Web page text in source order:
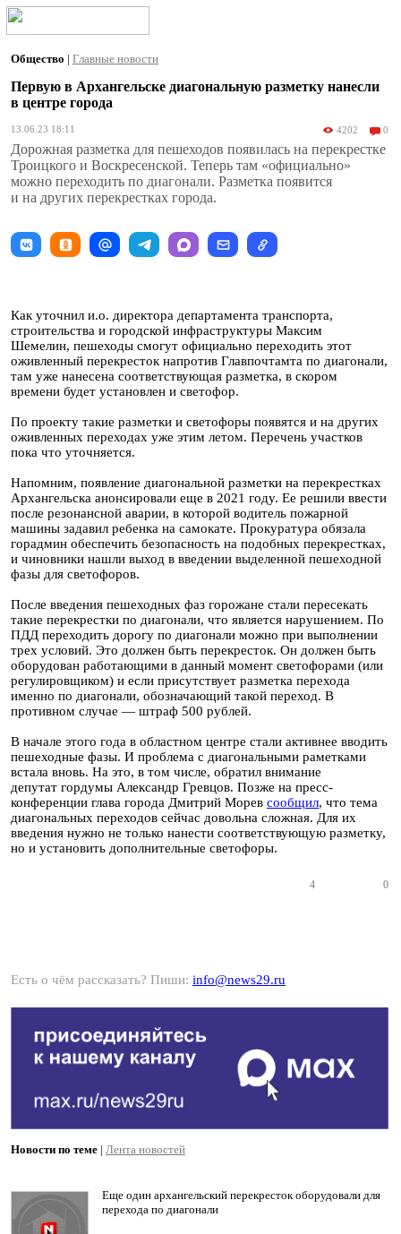
Общество | Главные новости
Первую в Архангельске диагональную разметку нанесли
в центре города
13.06.23 18:11 4202 0
Дорожная разметка для пешеходов появилась на перекрестке
Троицкого и Воскресенской. Теперь там «официально»
можно переходить по диагонали. Разметка появится
и на других перекрестках города.
Как уточнил и.о. директора департамента транспорта,
строительства и городской инфраструктуры Максим
Шемелин, пешеходы смогут официально переходить этот
оживленный перекресток напротив Главпочтамта по диагонали,
там уже нанесена соответствующая разметка, в скором
времени будет установлен и светофор.
По проекту такие разметки и светофоры появятся и на других
оживленных переходах уже этим летом. Перечень участков
пока что уточняется.
Напомним, появление диагональной разметки на перекрестках
Архангельска анонсировали еще в 2021 году. Ее решили ввести
после резонансной аварии, в которой водитель пожарной
машины задавил ребенка на самокате. Прокуратура обязала
горадмин обеспечить безопасность на подобных перекрестках,
и чиновники нашли выход в введении выделенной пешеходной
фазы для светофоров.
После введения пешеходных фаз горожане стали пересекать
такие перекрестки по диагонали, что является нарушением. По
ПДД переходить дорогу по диагонали можно при выполнении
трех условий. Это должен быть перекресток. Он должен быть
оборудован работающими в данный момент светофорами (или
регулировщиком) и если присутствует разметка перехода
именно по диагонали, обозначающий такой переход. В
противном случае — штраф 500 рублей.
В начале этого года в областном центре стали активнее вводить
пешеходные фазы. И проблема с диагональными раметками
встала вновь. На это, в том числе, обратил внимание
депутат гордумы Александр Гревцов. Позже на пресс-
конференции глава города Дмитрий Морев сообщил, что тема
диагональных переходов сейчас довольна сложная. Для их
введения нужно не только нанести соответствующую разметку,
но и установить дополнительные светофоры.
4 0
Есть о чём рассказать? Пиши: info@news29.ru
Новости по теме | Лента новостей
Еще один архангельский перекресток оборудовали для
перехода по диагонали